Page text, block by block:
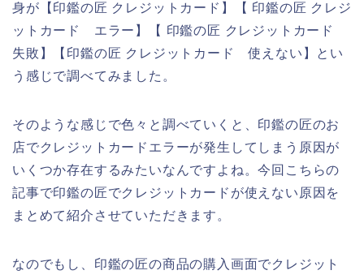
身が【印鑑の匠 クレジットカード】【 印鑑の匠 クレジ
ットカード エラー】【 印鑑の匠 クレジットカード
失敗】【印鑑の匠 クレジットカード 使えない】とい
う感じで調べてみました。
そのような感じで色々と調べていくと、印鑑の匠のお
店でクレジットカードエラーが発生してしまう原因が
いくつか存在するみたいなんですよね。今回こちらの
記事で印鑑の匠でクレジットカードが使えない原因を
まとめて紹介させていただきます。
なのでもし、印鑑の匠の商品の購入画面でクレジット